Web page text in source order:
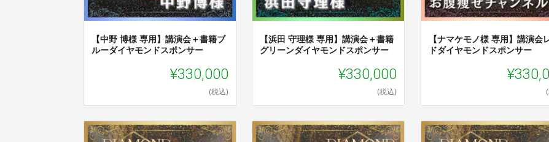
【中野 博様 専用】講演会＋書籍ブ
ルーダイヤモンドスポンサー
¥330,000
(税込)
【浜田 守理様 専用】講演会＋書籍
グリーンダイヤモンドスポンサー
¥330,000
(税込)
【ナマケモノ様 専用】講演会
ドダイヤモンドスポンサー